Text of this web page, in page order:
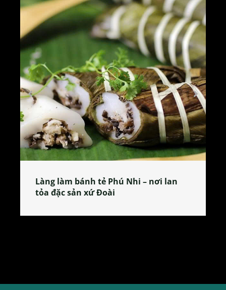
Làng làm bánh tẻ Phú Nhi – nơi lan
tỏa đặc sản xứ Đoài